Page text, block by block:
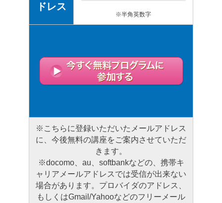
ドレス
※半角英数字
※こちらに登録いただいたメールアドレス
に、今後無料の講座をご案内させていただ
きます。
※docomo、au、softbankなどの、携帯キ
ャリアメールアドレスでは受信が出来ない
場合があります。プロバイダのアドレス、
もしくはGmail/Yahooなどのフリーメール